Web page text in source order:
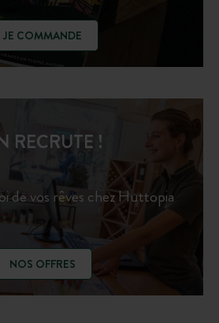
JE COMMANDE
RECRUTE !
de vos rêves chez Huttopia
NOS OFFRES